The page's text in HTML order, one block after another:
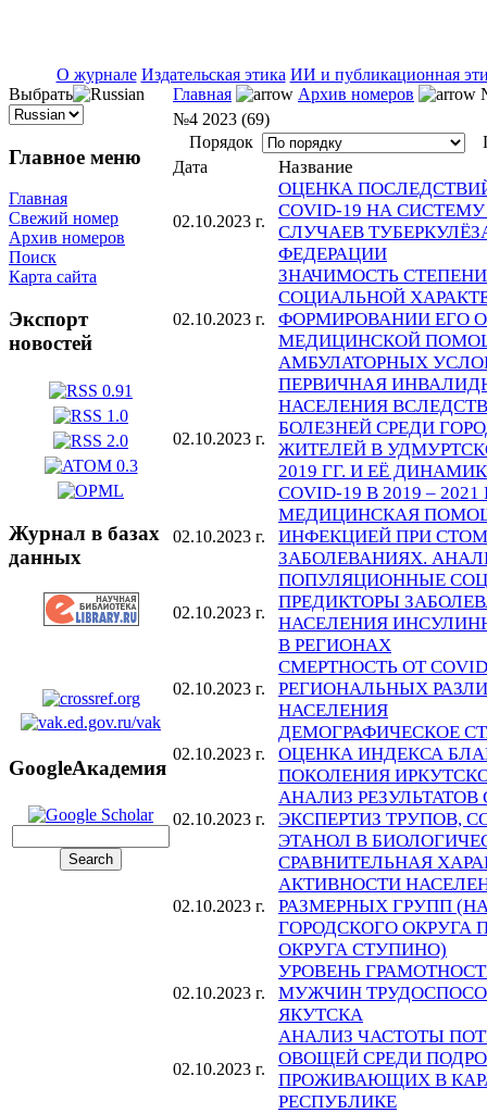
О журнале Издательская этика ИИ и публикационная
Выбрать
Главное меню
Главная
Свежий номер
Архив номеров
Поиск
Карта сайта
Экспорт
новостей
Журнал в базах
данных
GoogleАкадемия
Главная Архив номеров
№4 2023 (69)
Порядок
Дата
Название
02.10.2023 г.
ОЦЕНКА
COVID-19 НА
СЛУЧАЕВ
ФЕДЕРАЦИИ
02.10.2023 г.
ЗНАЧИМОСТЬ
СОЦИАЛЬНОЙ
ФОРМИРОВАНИИ ЕГО
МЕДИЦИНСКОЙ
АМБУЛАТОРНЫХ
02.10.2023 г.
ПЕРВИЧНАЯ
НАСЕЛЕНИЯ
БОЛЕЗНЕЙ СРЕДИ
ЖИТЕЛЕЙ В
2019 ГГ. И ЕЁ
COVID-19 В 2019 – 2021
02.10.2023 г.
МЕДИЦИНСКАЯ
ИНФЕКЦИЕЙ ПРИ
ЗАБОЛЕВАНИЯХ.
02.10.2023 г.
ПОПУЛЯЦИОННЫЕ
ПРЕДИКТОРЫ
НАСЕЛЕНИЯ
В РЕГИОНАХ
02.10.2023 г.
СМЕРТНОСТЬ ОТ
РЕГИОНАЛЬНЫХ
НАСЕЛЕНИЯ
02.10.2023 г.
ДЕМОГРАФИЧЕСКОЕ
ОЦЕНКА ИНДЕКСА
ПОКОЛЕНИЯ
02.10.2023 г.
АНАЛИЗ
ЭКСПЕРТИЗ ТРУПОВ,
ЭТАНОЛ В
02.10.2023 г.
СРАВНИТЕЛЬНАЯ
АКТИВНОСТИ
РАЗМЕРНЫХ ГРУПП
ГОРОДСКОГО ОКРУГА
ОКРУГА СТУПИНО)
02.10.2023 г.
УРОВЕНЬ
МУЖЧИН
ЯКУТСКА
02.10.2023 г.
АНАЛИЗ ЧАСТОТЫ
ОВОЩЕЙ СРЕДИ
ПРОЖИВАЮЩИХ В
РЕСПУБЛИКЕ